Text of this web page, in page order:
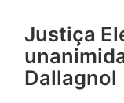
Justiça
Dallagnol